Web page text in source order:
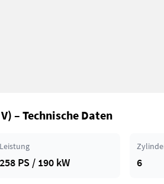
– Technische Daten
Leistung
258 PS / 190 kW 6